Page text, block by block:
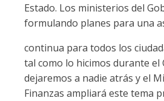
Estado. Los ministerios del
formulando planes para una
continua para todos los
tal como lo hicimos durante el
dejaremos a nadie atrás y el
Finanzas ampliará este tema